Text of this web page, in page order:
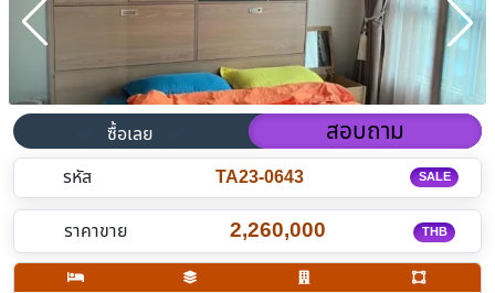
ซื้อเลย สอบถาม
รหัส TA23-0643 SALE
ราคาขาย 2,260,000 THB